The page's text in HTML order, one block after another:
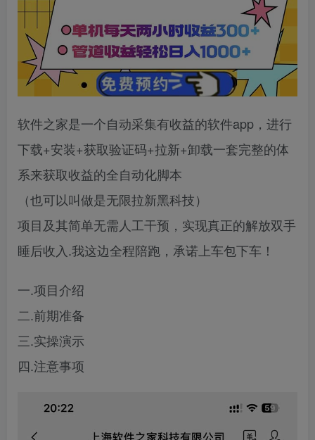
软件之家是一个自动采集有收益的软件app，进行
下载+安装+获取验证码+拉新+卸载一套完整的体
系来获取收益的全自动化脚本
（也可以叫做是无限拉新黑科技）
项目及其简单无需人工干预，实现真正的解放双手
睡后收入.我这边全程陪跑，承诺上车包下车！
一.项目介绍
二.前期准备
三.实操演示
四.注意事项